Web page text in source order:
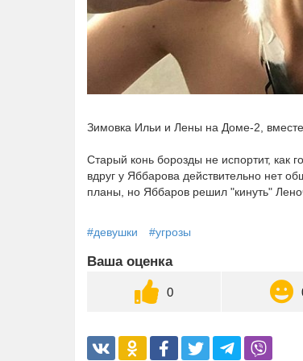
Зимовка Ильи и Лены на Доме-2,
Старый конь борозды не испортит, как
вдруг у Яббарова действительно нет
планы, но Яббаров решил "кинуть"
#девушки #угрозы
Ваша оценка
0